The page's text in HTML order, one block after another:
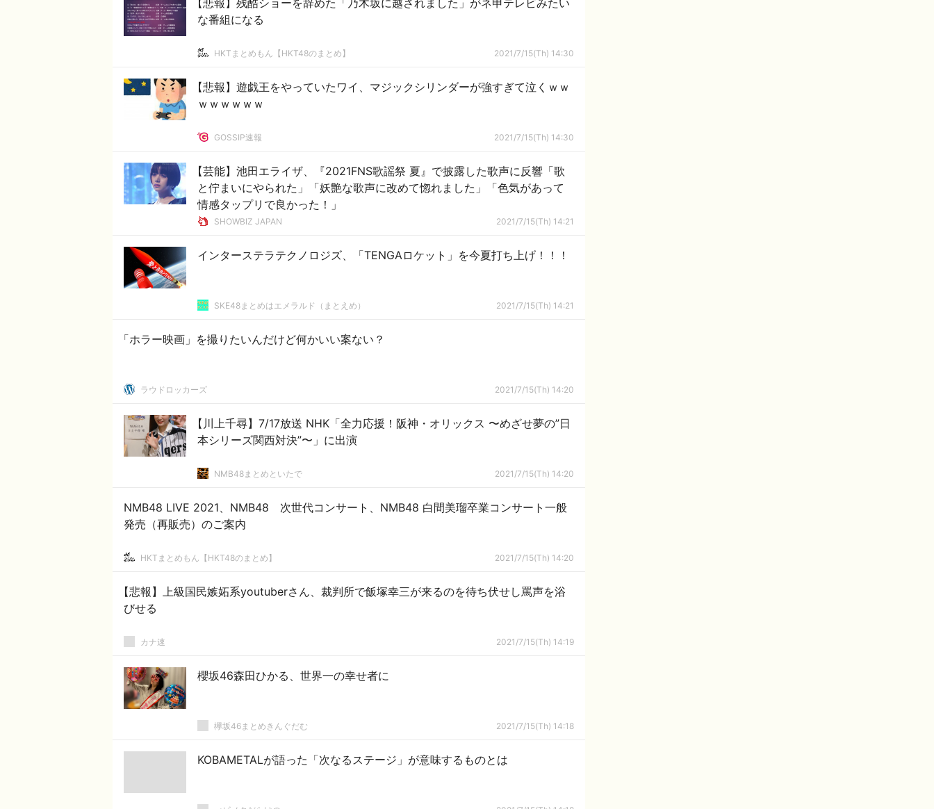
【悲報】残酷ショーを辞めた「乃木坂に越されました」がネ申テレビみたい
な番組になる
HKTまとめもん【HKT48のまとめ】 2021/7/15(Th) 14:30
【悲報】遊戯王をやっていたワイ、マジックシリンダーが強すぎて泣くｗｗ
ｗｗｗｗｗｗ
GOSSIP速報 2021/7/15(Th) 14:30
【芸能】池田エライザ、『2021FNS歌謡祭 夏』で披露した歌声に反響「歌
と佇まいにやられた」「妖艶な歌声に改めて惚れました」「色気があって
情感タップリで良かった！」
SHOWBIZ JAPAN 2021/7/15(Th) 14:21
インターステラテクノロジズ、「TENGAロケット」を今夏打ち上げ！！！
SKE48まとめはエメラルド（まとえめ） 2021/7/15(Th) 14:21
「ホラー映画」を撮りたいんだけど何かいい案ない？
ラウドロッカーズ 2021/7/15(Th) 14:20
【川上千尋】7/17放送 NHK「全力応援！阪神・オリックス 〜めざせ夢の”日
本シリーズ関西対決”〜」に出演
NMB48まとめといたで 2021/7/15(Th) 14:20
NMB48 LIVE 2021、NMB48 次世代コンサート、NMB48 白間美瑠卒業コンサート一般
発売（再販売）のご案内
HKTまとめもん【HKT48のまとめ】 2021/7/15(Th) 14:20
【悲報】上級国民嫉妬系youtuberさん、裁判所で飯塚幸三が来るのを待ち伏せし罵声を浴
びせる
カナ速 2021/7/15(Th) 14:19
櫻坂46森田ひかる、世界一の幸せ者に
欅坂46まとめきんぐだむ 2021/7/15(Th) 14:18
KOBAMETALが語った「次なるステージ」が意味するものとは